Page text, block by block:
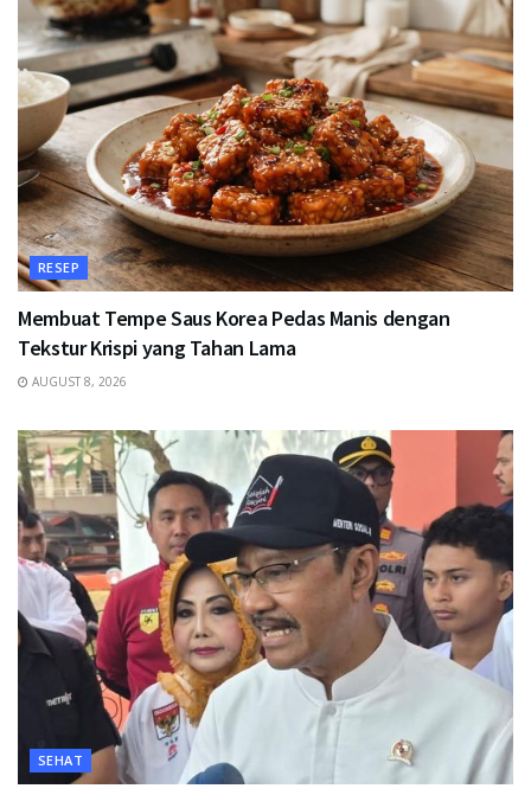
RESEP
Membuat Tempe Saus Korea Pedas Manis dengan
Tekstur Krispi yang Tahan Lama
AUGUST 8, 2026
SEHAT